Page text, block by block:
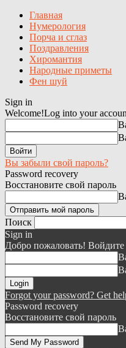
Главная
Нумерология
Порча и сглаз
Поздравления
Хиромантия
Народные приметы
Фен шуй
Sign in
Welcome!Log into your
Вы забыли свой пароль?
Password recovery
Восстановите свой пароль
Поиск
Sign in
Добро пожаловать!
Forgot your password? Get
Password recovery
Восстановите свой пароль